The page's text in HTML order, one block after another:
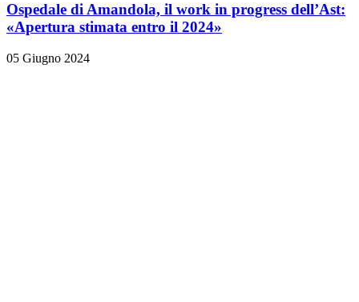
Ospedale di Amandola, il work in progress dell’Ast:
«Apertura stimata entro il 2024»
05 Giugno 2024